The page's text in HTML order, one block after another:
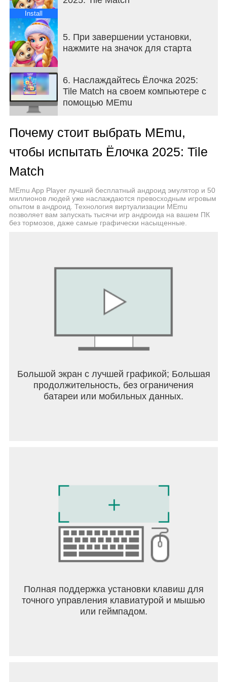
сможешь построить город и ферму так, как ты
хочешь. Улучшай объекты, развивай и
совершенствуй! Твоей фантазии нет предела!
- Решай головоломки: прояви мастерство и
стратегию, чтобы удивить других игроков.
Каждый уровень принесет новый
захватывающий вызов!
- Играй в мини-игры: зарабатывай
дополнительные ресурсы, чтобы строить и
развивать свой сказочный город!
подбирай декор и сделай ее самой красивой!
- Исследуй новые территории: отправляйся в
приключение на новую полянку каждые пару
месяцев. Веселье никогда не заканчивается!
- Принимай участие в турнирах: настало время
показать миллионам , кто лучший игрок!
Независимо от того, новичок ты или опытный
мастер головоломок.
захватывающее путешествие в мир соединения
Install
5. При завершении установки,
нажмите на значок для старта
6. Наслаждайтесь Ёлочка 2025:
Tile Match на своем компьютере с
помощью MEmu
Почему стоит выбрать MEmu,
чтобы испытать Ёлочка 2025: Tile
Match
MEmu App Player лучший бесплатный андроид эмулятор и 50
миллионов людей уже наслаждаются превосходным игровым
опытом в андроид. Технология виртуализации MEmu
позволяет вам запускать тысячи игр андроида на вашем ПК
без тормозов, даже самые графически насыщенные.
Большой экран с лучшей графикой; Большая
продолжительность, без ограничения
батареи или мобильных данных.
Полная поддержка установки клавиш для
точного управления клавиатурой и мышью
или геймпадом.